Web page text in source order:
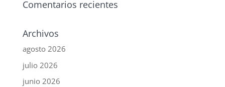
Comentarios recientes
Archivos
agosto 2026
julio 2026
junio 2026